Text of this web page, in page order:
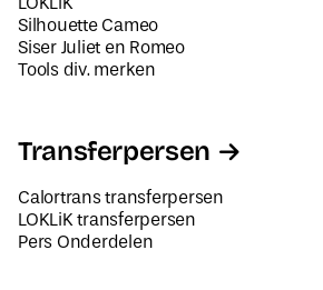
Silhouette Cameo
Siser Juliet en Romeo
Tools div. merken
Transferpersen
Calortrans transferpersen
LOKLiK transferpersen
Pers Onderdelen